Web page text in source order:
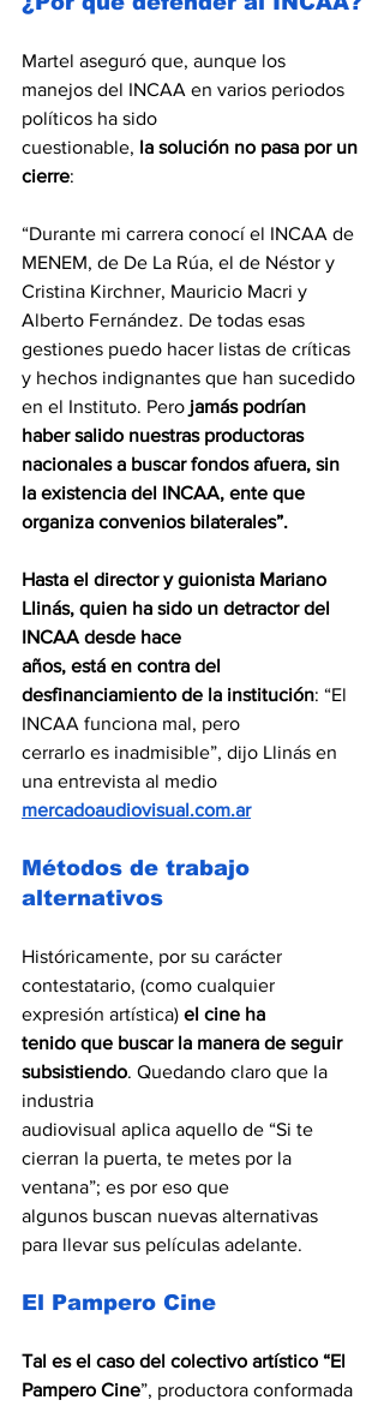
Martel aseguró que, aunque los
manejos del INCAA en varios periodos
políticos ha sido
cuestionable, la solución no pasa por un
cierre:
“Durante mi carrera conocí el INCAA de
MENEM, de De La Rúa, el de Néstor y
Cristina Kirchner, Mauricio Macri y
Alberto Fernández. De todas esas
gestiones puedo hacer listas de críticas
y hechos indignantes que han sucedido
en el Instituto. Pero jamás podrían
haber salido nuestras productoras
nacionales a buscar fondos afuera, sin
la existencia del INCAA, ente que
organiza convenios bilaterales”.
Hasta el director y guionista Mariano
Llinás, quien ha sido un detractor del
INCAA desde hace
años, está en contra del
desfinanciamiento de la institución: “El
INCAA funciona mal, pero
cerrarlo es inadmisible”, dijo Llinás en
una entrevista al medio
mercadoaudiovisual.com.ar
Métodos de trabajo
alternativos
Históricamente, por su carácter
contestatario, (como cualquier
expresión artística) el cine ha
tenido que buscar la manera de seguir
subsistiendo. Quedando claro que la
industria
audiovisual aplica aquello de “Si te
cierran la puerta, te metes por la
ventana”; es por eso que
algunos buscan nuevas alternativas
para llevar sus películas adelante.
El Pampero Cine
Tal es el caso del colectivo artístico “El
Pampero Cine”, productora conformada